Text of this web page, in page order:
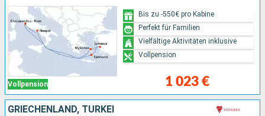
Vollpension 1 023 €
Bis zu -550€ pro Kabine
Perfekt für Familien
Vielfältige Aktivitäten inklusive
Vollpension
GRIECHENLAND, TÜRKEI